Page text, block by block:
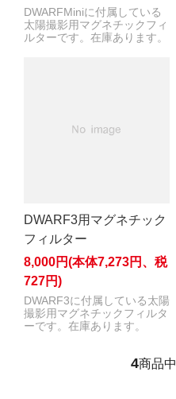
DWARFMiniに付属している
太陽撮影用マグネチックフィ
ルターです。在庫あります。
DWARF3用マグネチック
フィルター
8,000円(本体7,273円、税
727円)
DWARF3に付属している太陽
撮影用マグネチックフィルタ
ーです。在庫あります。
4商品中